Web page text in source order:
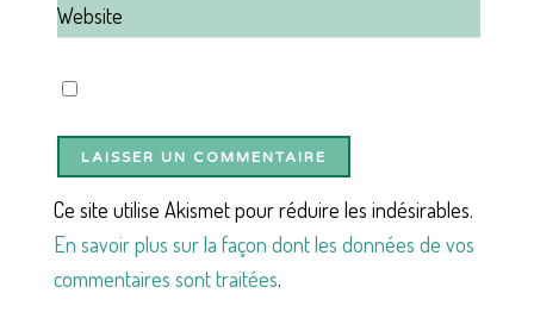
Ce site utilise Akismet pour réduire les indésirables.
En savoir plus sur la façon dont les données de vos
commentaires sont traitées.